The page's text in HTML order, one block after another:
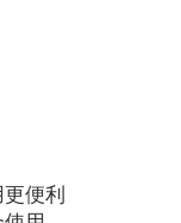
便利